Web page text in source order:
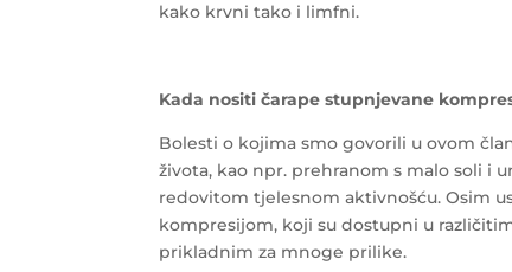
kako krvni tako i limfni.
Kada nositi čarape stupnjevane
Bolesti o kojima smo govorili u ovom
života, kao npr. prehranom s malo soli i
redovitom tjelesnom aktivnošću. Osim
kompresijom, koji su dostupni u
prikladnim za mnoge prilike.